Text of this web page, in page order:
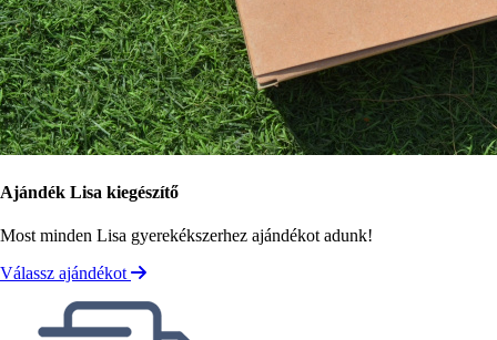
Ajándék Lisa kiegészítő
Most minden Lisa gyerekékszerhez ajándékot adunk!
Válassz ajándékot